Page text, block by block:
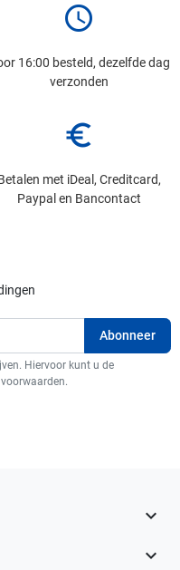
schedule
16:00 besteld, dezelfde dag
verzonden
euro_symbol
met iDeal, Creditcard,
Paypal en Bancontact
Hiervoor kunt u de

